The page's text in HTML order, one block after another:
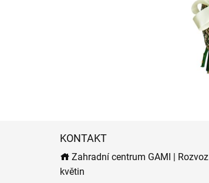
KONTAKT
Zahradní centrum GAMI | Rozvoz
květin